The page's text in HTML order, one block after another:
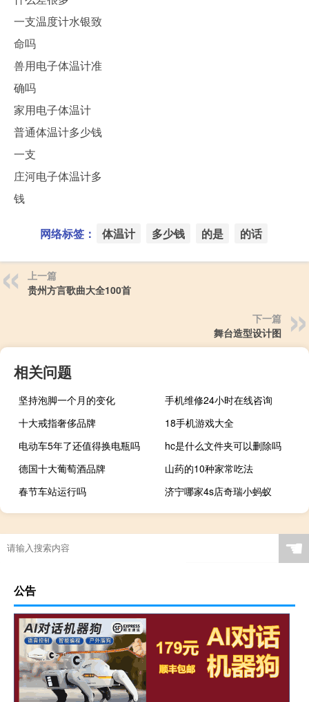
一支温度计水银致
命吗
兽用电子体温计准
确吗
家用电子体温计
普通体温计多少钱
一支
庄河电子体温计多
钱
网络标签： 体温计 多少钱 的是 的话
上一篇
贵州方言歌曲大全100首
下一篇
舞台造型设计图
相关问题
坚持泡脚一个月的变化
手机维修24小时在线咨询
十大戒指奢侈品牌
18手机游戏大全
电动车5年了还值得换电瓶吗
hc是什么文件夹可以删除吗
德国十大葡萄酒品牌
山药的10种家常吃法
春节车站运行吗
济宁哪家4s店奇瑞小蚂蚁
☚
公告